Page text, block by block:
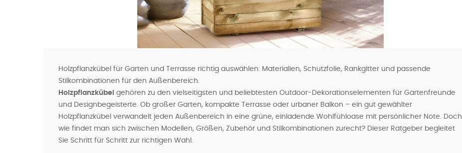
Holzpflanzkübel für Garten und Terrasse richtig auswählen: Materialien, Schutzfolie, Rankgitter und passende
Stilkombinationen für den Außenbereich.
Holzpflanzkübel
gehören zu den vielseitigsten und beliebtesten Outdoor-Dekorationselementen für Gartenfreunde
und Designbegeisterte. Ob großer Garten, kompakte Terrasse oder urbaner Balkon – ein gut gewählter
Holzpflanzkübel verwandelt jeden Außenbereich in eine grüne, einladende Wohlfühloase mit persönlicher Note. Doch
wie findet man sich zwischen Modellen, Größen, Zubehör und Stilkombinationen zurecht? Dieser Ratgeber begleitet
Sie Schritt für Schritt zur richtigen Wahl.